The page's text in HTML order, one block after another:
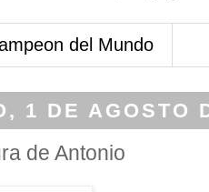
del Mundo
1 DE AGOSTO
de Antonio